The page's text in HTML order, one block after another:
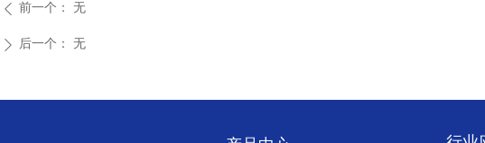
ꄴ 前一个： 无
ꄲ 后一个： 无